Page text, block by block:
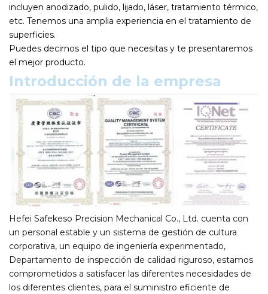
incluyen anodizado, pulido, lijado, láser, tratamiento térmico,
etc. Tenemos una amplia experiencia en el tratamiento de
superficies.
Puedes decirnos el tipo que necesitas y te presentaremos
el mejor producto.
Introducción de la empresa
Hefei Safekeso Precision Mechanical Co., Ltd. cuenta con
un personal estable y un sistema de gestión de cultura
corporativa, un equipo de ingeniería experimentado,
Departamento de inspección de calidad riguroso, estamos
comprometidos a satisfacer las diferentes necesidades de
los diferentes clientes, para el suministro eficiente de